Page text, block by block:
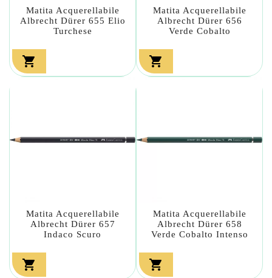
Matita Acquerellabile
Albrecht Dürer 655 Elio
Turchese

Matita Acquerellabile
Albrecht Dürer 656
Verde Cobalto

Matita Acquerellabile
Albrecht Dürer 657
Indaco Scuro

Matita Acquerellabile
Albrecht Dürer 658
Verde Cobalto Intenso
